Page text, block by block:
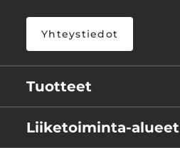
Yhteystiedot
Tuotteet
Liiketoiminta-alueet